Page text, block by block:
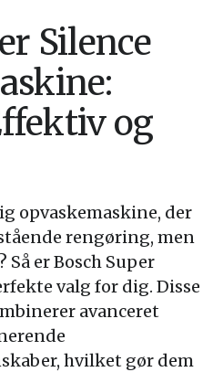
Silence
og
opvaskemaskine, der
rengøring, men
er Bosch Super
valg for dig. Disse
avanceret
hvilket gør dem